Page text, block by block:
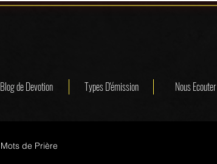
Blog de Devotion Types D'émission Nous Ecouter
Mots de Prière